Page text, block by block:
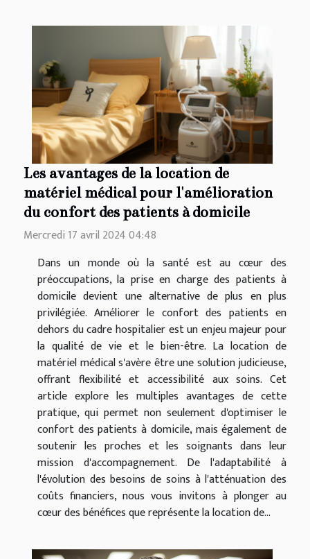
Les avantages de la location de
matériel médical pour l'amélioration
du confort des patients à domicile
Mercredi 17 avril 2024 04:48
Dans un monde où la santé est au cœur des
préoccupations, la prise en charge des patients à
domicile devient une alternative de plus en plus
privilégiée. Améliorer le confort des patients en
dehors du cadre hospitalier est un enjeu majeur pour
la qualité de vie et le bien-être. La location de
matériel médical s'avère être une solution judicieuse,
offrant flexibilité et accessibilité aux soins. Cet
article explore les multiples avantages de cette
pratique, qui permet non seulement d'optimiser le
confort des patients à domicile, mais également de
soutenir les proches et les soignants dans leur
mission d'accompagnement. De l'adaptabilité à
l'évolution des besoins de soins à l'atténuation des
coûts financiers, nous vous invitons à plonger au
cœur des bénéfices que représente la location de...